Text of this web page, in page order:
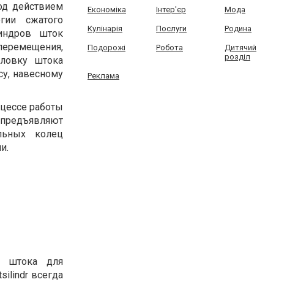
действием
сжатого
шток
штока
навесному
работы
колец
штока для
всегда
Економіка Інтер'єр Мода
Кулінарія Послуги Родина
Подорожі Робота
Дитячий
розділ
Реклама